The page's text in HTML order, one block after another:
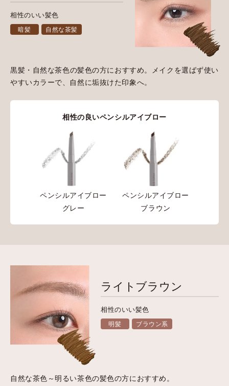
相性のいい髪色
暗髪 自然な茶髪
黒髪・自然な茶色の髪色の方におすすめ。メイクを選ばず使い
やすいカラーで、自然に垢抜けた印象へ。
相性の良いペンシルアイブロー
ペンシルアイブロー
グレー
ペンシルアイブロー
ブラウン
ライトブラウン
相性のいい髪色
明髪 ブラウン系
自然な茶色～明るい茶色の髪色の方におすすめ。